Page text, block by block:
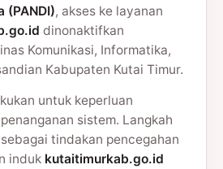
(PANDI), akses ke layanan
dinonaktifkan
Komunikasi, Informatika,
Kabupaten Kutai Timur.
untuk keperluan
sistem. Langkah
tindakan pencegahan
induk kutaitimurkab.go.id